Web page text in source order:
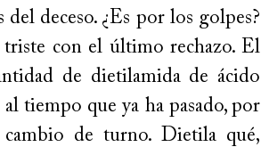
deceso. ¿Es por los golpes?
triste con el último rechazo. El
de dietilamida de ácido
tiempo que ya ha pasado, por
de turno. Dietila qué,